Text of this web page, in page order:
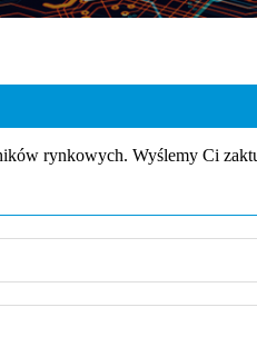
rynkowych. Wyślemy Ci